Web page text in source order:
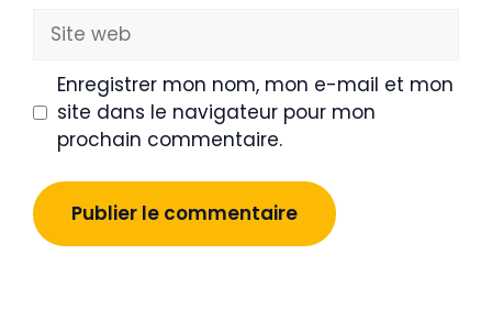
Site
web
Enregistrer mon nom, mon e-mail et mon
site dans le navigateur pour mon
prochain commentaire.